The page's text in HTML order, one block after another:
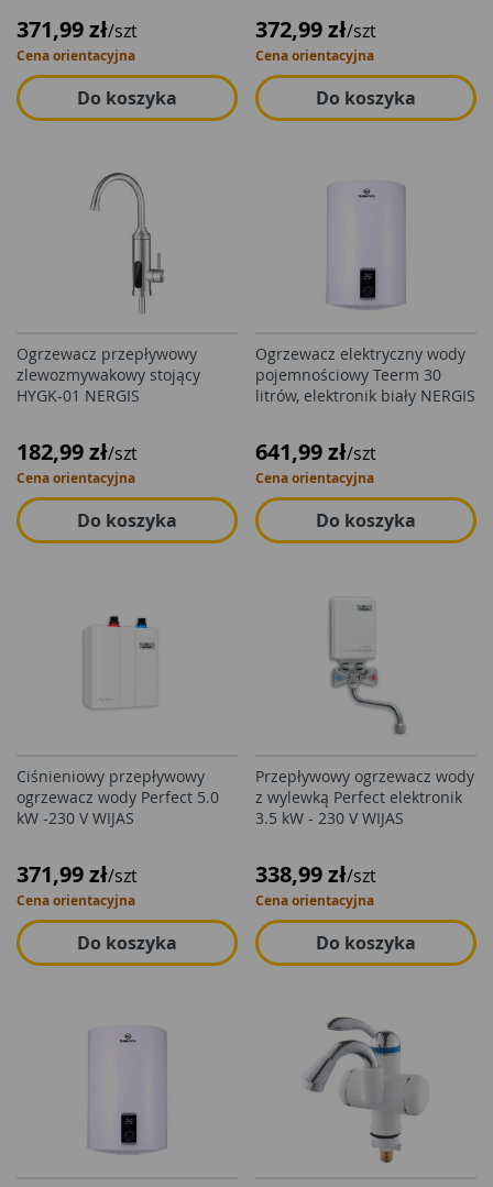
371,99 zł/szt
Cena orientacyjna
Do koszyka
372,99 zł/szt
Cena orientacyjna
Do koszyka
Ogrzewacz przepływowy
zlewozmywakowy stojący
HYGK-01 NERGIS
182,99 zł/szt
Cena orientacyjna
Do koszyka
Ogrzewacz elektryczny wody
pojemnościowy Teerm 30
litrów, elektronik biały NERGIS
641,99 zł/szt
Cena orientacyjna
Do koszyka
Ciśnieniowy przepływowy
ogrzewacz wody Perfect 5.0
kW -230 V WIJAS
371,99 zł/szt
Cena orientacyjna
Do koszyka
Przepływowy ogrzewacz wody
z wylewką Perfect elektronik
3.5 kW - 230 V WIJAS
338,99 zł/szt
Cena orientacyjna
Do koszyka